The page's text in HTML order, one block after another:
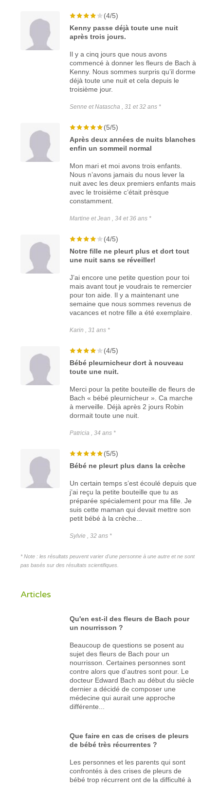
(4/5)
Kenny passe déjà toute une nuit
après trois jours.
Il y a cinq jours que nous avons
commencé à donner les fleurs de Bach à
Kenny. Nous sommes surpris qu’il dorme
déjà toute une nuit et cela depuis le
troisième jour.
Senne et Natascha , 31 et 32 ans *
(5/5)
Après deux années de nuits blanches
enfin un sommeil normal
Mon mari et moi avons trois enfants.
Nous n’avons jamais du nous lever la
nuit avec les deux premiers enfants mais
avec le troisième c’était prèsque
constamment.
Martine et Jean , 34 et 36 ans *
(4/5)
Notre fille ne pleurt plus et dort tout
une nuit sans se réveiller!
J’ai encore une petite question pour toi
mais avant tout je voudrais te remercier
pour ton aide. Il y a maintenant une
semaine que nous sommes revenus de
vacances et notre fille a été exemplaire.
Karin , 31 ans *
(4/5)
Bébé pleurnicheur dort à nouveau
toute une nuit.
Merci pour la petite bouteille de fleurs de
Bach « bébé pleurnicheur ». Ca marche
à merveille. Déjà après 2 jours Robin
dormait toute une nuit.
Patricia , 34 ans *
(5/5)
Bébé ne pleurt plus dans la crèche
Un certain temps s’est écoulé depuis que
j’ai reçu la petite bouteille que tu as
préparée spécialement pour ma fille. Je
suis cette maman qui devait mettre son
petit bébé à la crèche...
Sylvie , 32 ans *
* Note : les résultats peuvent varier d'une personne à une autre et ne sont
pas basés sur des résultats scientifiques.
Articles
Qu'en est-il des fleurs de Bach pour
un nourrisson ?
Beaucoup de questions se posent au
sujet des fleurs de Bach pour un
nourrisson. Certaines personnes sont
contre alors que d'autres sont pour. Le
docteur Edward Bach au début du siècle
dernier a décidé de composer une
médecine qui aurait une approche
différente...
Que faire en cas de crises de pleurs
de bébé très récurrentes ?
Les personnes et les parents qui sont
confrontés à des crises de pleurs de
bébé trop récurrent ont de la difficulté à